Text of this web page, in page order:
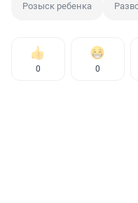
Розыск ребенка
0 0